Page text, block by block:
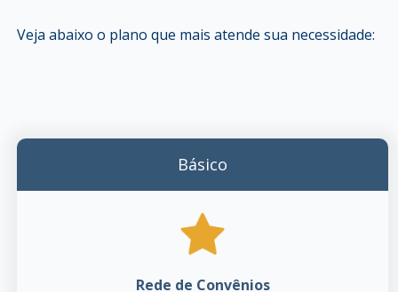
Veja abaixo o plano que mais atende sua necessidade:
Básico
Rede de Convênios